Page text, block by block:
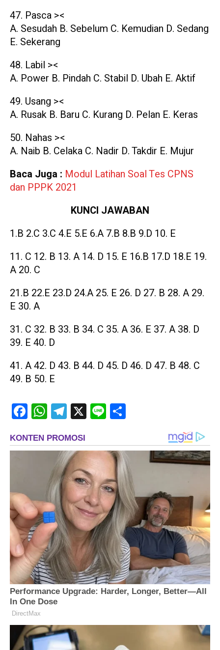
47. Pasca ><
A. Sesudah B. Sebelum C. Kemudian D. Sedang
E. Sekerang
48. Labil ><
A. Power B. Pindah C. Stabil D. Ubah E. Aktif
49. Usang ><
A. Rusak B. Baru C. Kurang D. Pelan E. Keras
50. Nahas ><
A. Naib B. Celaka C. Nadir D. Takdir E. Mujur
Baca Juga : Modul Latihan Soal Tes CPNS
dan PPPK 2021
KUNCI JAWABAN
1.B 2.C 3.C 4.E 5.E 6.A 7.B 8.B 9.D 10. E
11. C 12. B 13. A 14. D 15. E 16.B 17.D 18.E 19.
A 20. C
21.B 22.E 23.D 24.A 25. E 26. D 27. B 28. A 29.
E 30. A
31. C 32. B 33. B 34. C 35. A 36. E 37. A 38. D
39. E 40. D
41. A 42. D 43. B 44. D 45. D 46. D 47. B 48. C
49. B 50. E
FacebookWhatsAppTelegram
X Line